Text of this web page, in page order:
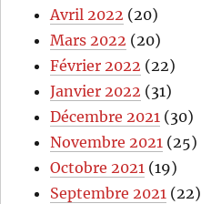
Avril 2022 (20)
Mars 2022 (20)
Février 2022 (22)
Janvier 2022 (31)
Décembre 2021 (30)
Novembre 2021 (25)
Octobre 2021 (19)
Septembre 2021 (22)